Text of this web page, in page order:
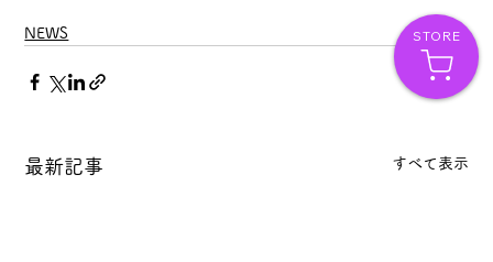
STORE
NEWS
最新記事 すべて表示